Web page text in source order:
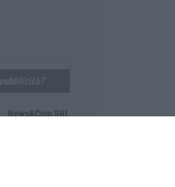
News&Com SRL